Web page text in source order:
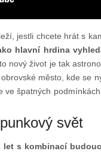
jestli chcete hrát s
hlavní hrdina
nový život je tak
město, kde se
špatných
svět
let s kombinací